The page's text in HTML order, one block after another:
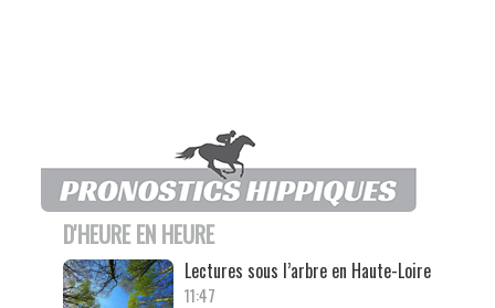
D'HEURE EN HEURE
Lectures sous l’arbre en Haute-Loire
11:47